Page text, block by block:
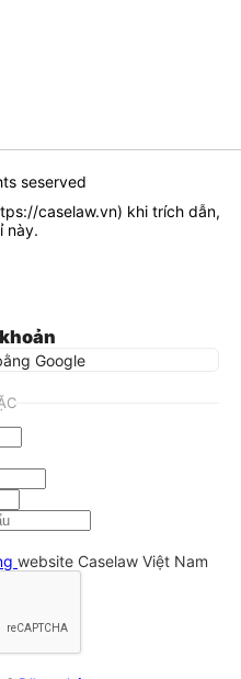
seserved
caselaw.vn) khi trích dẫn,
này.
Google
website Caselaw Việt Nam